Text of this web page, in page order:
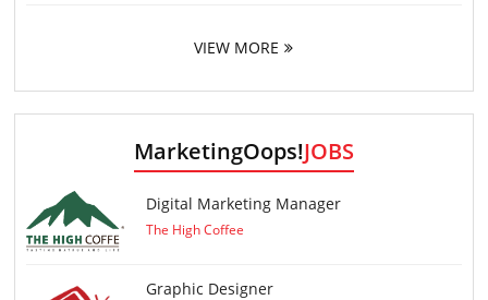
VIEW MORE
MarketingOops!JOBS
Digital Marketing Manager
The High Coffee
Graphic Designer